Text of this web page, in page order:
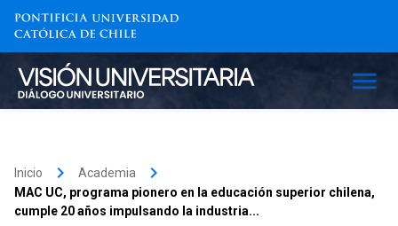
Inicio keyboard_arrow_right Academia keyboard_arrow_right
MAC UC, programa pionero en la educación superior chilena,
cumple 20 años impulsando la industria...